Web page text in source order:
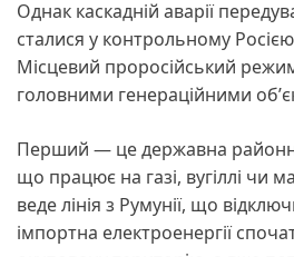
Однак каскадній аварії
сталися у контрольному Росією
Місцевий проросійський
головними генераційними
Перший — це державна
що працює на газі, вугіллі чи
веде лінія з Румунії, що
імпортна електроенергії